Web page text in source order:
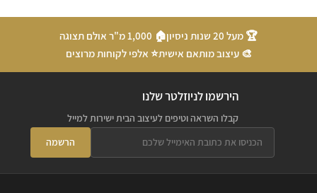
🏆 מעל 20 שנות ניסיון
🏠 1,000 מ"ר אולם תצוגה
🎨 עיצוב מותאם אישית⭐ אלפי לקוחות מרוצים
הירשמו לניוזלטר שלנו
קבלו השראה וטיפים לעיצוב הבית ישירות למייל
הרשמה